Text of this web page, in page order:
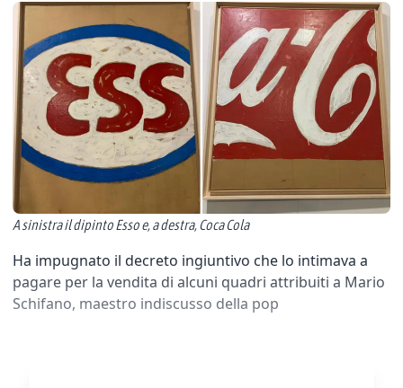
A sinistra il dipinto Esso e, a destra, Coca Cola
Ha impugnato il decreto ingiuntivo che lo intimava a
pagare per la vendita di alcuni quadri attribuiti a Mario
Schifano, maestro indiscusso della pop